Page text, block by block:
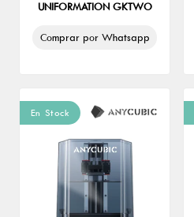
UNIFORMATION GKTWO
Comprar por Whatsapp
En Stock